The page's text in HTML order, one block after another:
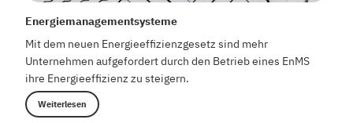
Energiemanagementsysteme
Mit dem neuen Energieeffizienzgesetz sind mehr
Unternehmen aufgefordert durch den Betrieb eines EnMS
ihre Energieeffizienz zu steigern.
Weiterlesen